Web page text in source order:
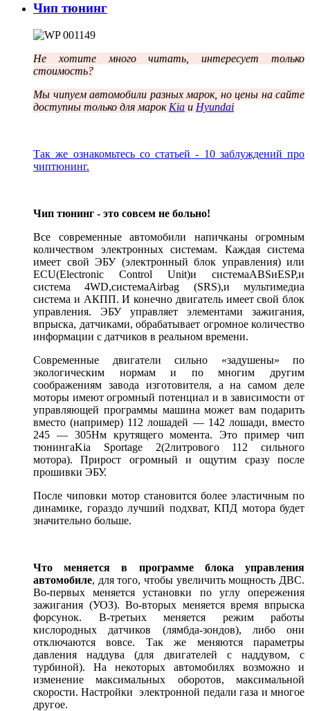
Чип тюнинг
Не хотите много читать, интересует только
стоимость?
Мы чипуем автомобили разных марок, но цены на сайте
доступны только для марок Kia и Hyundai
Так же ознакомьтесь со статьей - 10 заблуждений про
чиптюнинг.
Чип тюнинг - это совсем не больно!
Все современные автомобили напичканы огромным
количеством электронных системам. Каждая система
имеет свой ЭБУ (электронный блок управления) или
ECU(Electronic Control Unit)и системаABSиESP,и
система 4WD,системаAirbag (SRS),и мультимедиа
система и АКПП. И конечно двигатель имеет свой блок
управления. ЭБУ управляет элементами зажигания,
впрыска, датчиками, обрабатывает огромное количество
информации с датчиков в реальном времени.
Современные двигатели сильно «задушены» по
экологическим нормам и по многим другим
соображениям завода изготовителя, а на самом деле
моторы имеют огромный потенциал и в зависимости от
управляющей программы машина может вам подарить
вместо (например) 112 лошадей — 142 лошади, вместо
245 — 305Нм крутящего момента. Это пример чип
тюнингаKia Sportage 2(2литрового 112 сильного
мотора). Прирост огромный и ощутим сразу после
прошивки ЭБУ.
После чиповки мотор становится более эластичным по
динамике, гораздо лучший подхват, КПД мотора будет
значительно больше.
Что меняется в программе блока управления
автомобиле, для того, чтобы увеличить мощность ДВС.
Во-первых меняется установки по углу опережения
зажигания (УОЗ). Во-вторых меняется время впрыска
форсунок. В-третьих меняется режим работы
кислородных датчиков (лямбда-зондов), либо они
отключаются вовсе. Так же меняются параметры
давления наддува (для двигателей с наддувом, с
турбиной). На некоторых автомобилях возможно и
изменение максимальных оборотов, максимальной
скорости. Настройки электронной педали газа и многое
другое.